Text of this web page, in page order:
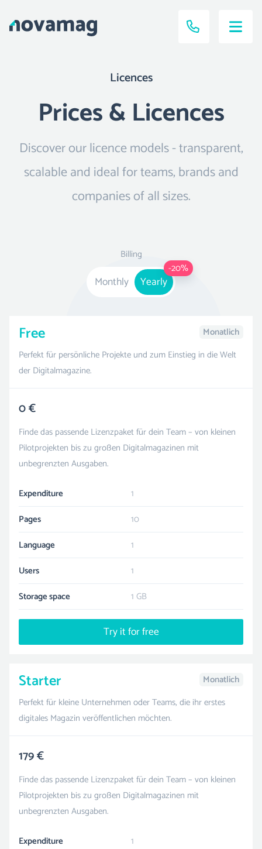
Prices & Licences
Licences
Discover our licence models - transparent,
scalable and ideal for teams, brands and
companies of all sizes.
Billing
Monthly Yearly
-20%
Free
Perfekt für persönliche Projekte und zum Einstieg in die Welt
der Digitalmagazine.
Monatlich
0 €
Finde das passende Lizenzpaket für dein Team – von kleinen
Pilotprojekten bis zu großen Digitalmagazinen mit
unbegrenzten Ausgaben.
Expenditure
1
Pages
10
Language
1
Users
1
Storage space
1 GB
Try it for free
Starter
Perfekt für kleine Unternehmen oder Teams, die ihr erstes
digitales Magazin veröffentlichen möchten.
Monatlich
179 €
Finde das passende Lizenzpaket für dein Team – von kleinen
Pilotprojekten bis zu großen Digitalmagazinen mit
unbegrenzten Ausgaben.
Expenditure
1